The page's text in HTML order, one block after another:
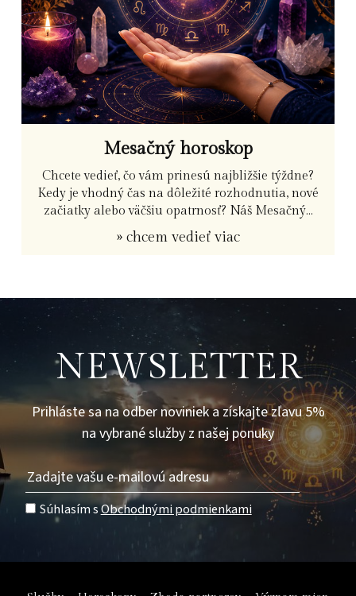
Mesačný horoskop
Chcete vedieť, čo vám prinesú najbližšie týždne?
Kedy je vhodný čas na dôležité rozhodnutia, nové
začiatky alebo väčšiu opatrnosť? Náš Mesačný...
» chcem vedieť viac
NEWSLETTER
Prihláste sa na odber noviniek a získajte zľavu 5%
na vybrané služby z našej ponuky
Súhlasím sObchodnými podmienkami